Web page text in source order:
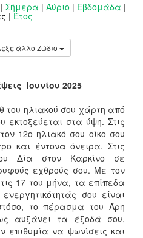
| Σήμερα | Αύριο | Εβδομάδα |
| Έτος
άλλο Ζώδιο
Ιουνίου 2025
του ηλιακού σου χάρτη από
εκτοξεύεται στα ύψη. Στις
12ο ηλιακό σου οίκο σου
και έντονα όνειρα. Στις
Δία στον Καρκίνο σε
εχθρούς σου. Με τον
17 του μήνα, τα επίπεδα
σου είναι
το πέρασμα του Άρη
αυξάνει τα έξοδά σου,
επιθυμία να ψωνίσεις και